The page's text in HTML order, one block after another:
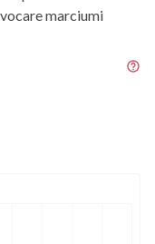
marciumi